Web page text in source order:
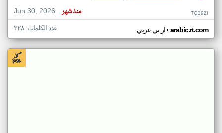
Jun 30, 2026
منذ شهر TG39ZI
ار تي عربي• arabic.rt.com عدد الكلمات: ٢٢٨